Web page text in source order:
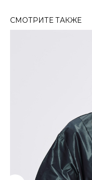
СМОТРИТЕ ТАКЖЕ